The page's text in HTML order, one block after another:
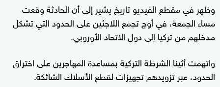
وظهر في مقطع الفيديو تاريخ يشير إلى أن الحادثة وقعت
مساء الجمعة، في أوج تجمع اللاجئين على الحدود التي تشكل
مدخلهم من تركيا إلى دول الاتحاد الأوروبي.
واتهمت أثينا الشرطة التركية بمساعدة المهاجرين على اختراق
الحدود، عبر تزويدهم تجهيزات لقطع الأسلاك الشائكة.